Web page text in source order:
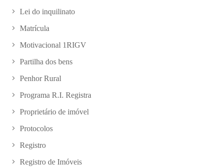
Lei do inquilinato
Matrícula
Motivacional 1RIGV
Partilha dos bens
Penhor Rural
Programa R.I. Registra
Proprietário de imóvel
Protocolos
Registro
Registro de Imóveis